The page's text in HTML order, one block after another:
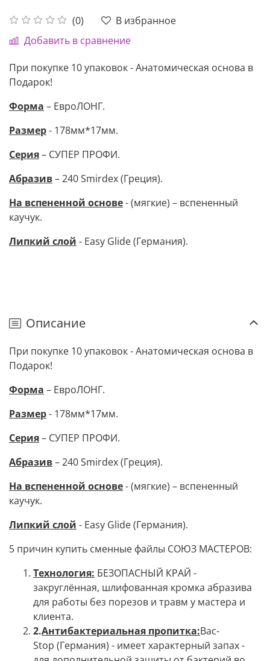
(0)
В избранное
Добавить в сравнение
При покупке 10 упаковок - Анатомическая основа в
Подарок!
Форма – ЕвроЛОНГ.
Размер- 178мм*17мм.
Серия– СУПЕР ПРОФИ.
Абразив– 240 Smirdex (Греция).
На вспененной основе- (мягкие) – вспененный
каучук.
Липкий слой - Easy Glide (Германия).
Описание
При покупке 10 упаковок - Анатомическая основа в
Подарок!
Форма – ЕвроЛОНГ.
Размер- 178мм*17мм.
Серия– СУПЕР ПРОФИ.
Абразив– 240 Smirdex (Греция).
На вспененной основе- (мягкие) – вспененный
каучук.
Липкий слой - Easy Glide (Германия).
5 причин купить сменные файлы СОЮЗ МАСТЕРОВ:
Технология: БЕЗОПАСНЫЙ КРАЙ -
закруглённая, шлифованная кромка абразива
для работы без порезов и травм у мастера и
клиента.
2.Антибактериальная пропитка:Bac-
Stop (Германия) - имеет характерный запах -